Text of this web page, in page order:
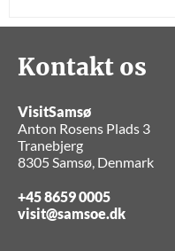
Kontakt os
VisitSamsø
Anton Rosens Plads 3
Tranebjerg
8305 Samsø, Denmark
+45 8659 0005
visit@samsoe.dk